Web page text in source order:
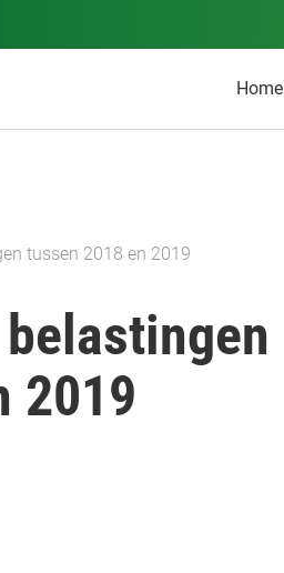
Home
tussen 2018 en 2019
2019